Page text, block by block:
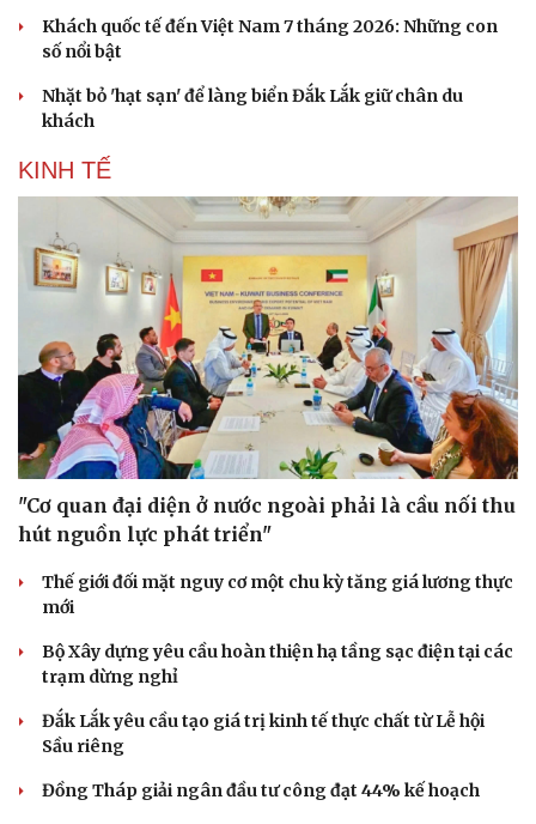
Khách quốc tế đến Việt Nam 7 tháng 2026: Những con
số nổi bật
Nhặt bỏ 'hạt sạn' để làng biển Đắk Lắk giữ chân du
khách
KINH TẾ
"Cơ quan đại diện ở nước ngoài phải là cầu nối thu
hút nguồn lực phát triển"
Thế giới đối mặt nguy cơ một chu kỳ tăng giá lương thực
mới
Bộ Xây dựng yêu cầu hoàn thiện hạ tầng sạc điện tại các
trạm dừng nghỉ
Đắk Lắk yêu cầu tạo giá trị kinh tế thực chất từ Lễ hội
Sầu riêng
Đồng Tháp giải ngân đầu tư công đạt 44% kế hoạch